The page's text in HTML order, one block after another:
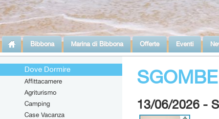
Bibbona Marina di Bibbona Offerte Eventi
Dove Dormire
Affittacamere
Agriturismo
Camping
Case Vacanza
13/06/2026 -